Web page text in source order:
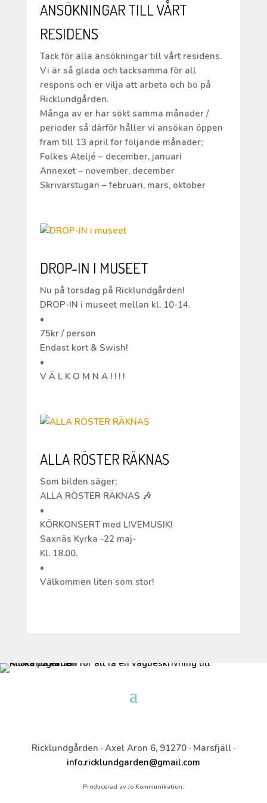
ANSÖKNINGAR TILL VÅRT
RESIDENS
Tack för alla ansökningar till vårt residens.
Vi är så glada och tacksamma för all
respons och er vilja att arbeta och bo på
Ricklundgården.
Många av er har sökt samma månader /
perioder så därför håller vi ansökan öppen
fram till 13 april för följande månader;
Folkes Ateljé – december, januari
Annexet – november, december
Skrivarstugan – februari, mars, oktober
DROP-IN I MUSEET
Nu på torsdag på Ricklundgården!
DROP-IN i museet mellan kl. 10-14.
•
75kr / person
Endast kort & Swish!
•
V Ä L K O M N A ! ! ! !
ALLA RÖSTER RÄKNAS
Som bilden säger;
ALLA RÖSTER RÄKNAS 🎶
•
KÖRKONSERT med LIVEMUSIK!
Saxnäs Kyrka -22 maj-
Kl. 18.00.
•
Välkommen liten som stor!
Ricklundgården · Axel Aron 6, 91270 · Marsfjäll ·
info.ricklundgarden@gmail.com
Producerad av Jo Kommunikation.